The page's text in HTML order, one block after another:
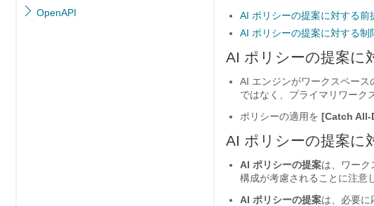
OpenAPI
AI ポリシーの提案に対する前
AI ポリシーの提案に対する制
AI ポリシーの提案に
AI エンジンがワークスペー
ではなく、プライマリワーク
ポリシーの適用を [Catch All-
AI ポリシーの提案に
AI ポリシーの提案は、ワーク
構成が考慮されることに注意
AI ポリシーの提案は、必要に